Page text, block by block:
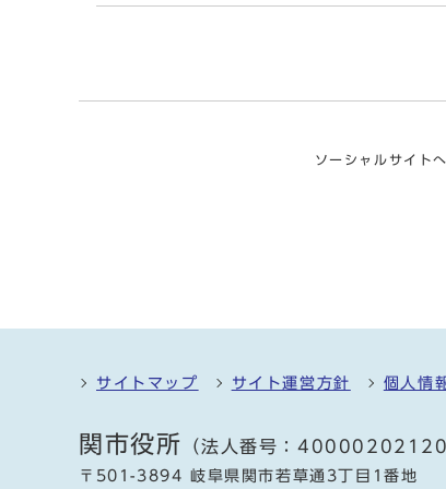
ソーシャルサイト
サイトマップ サイト運営方針 個人情
関市役所 （法人番号：
〒501-3894 岐阜県関市若草通3丁目1番地